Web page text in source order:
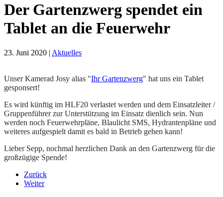
Der Gartenzwerg spendet ein
Tablet an die Feuerwehr
23. Juni 2020 | Aktuelles
Unser Kamerad Josy alias "Ihr Gartenzwerg" hat uns ein Tablet
gesponsert!
Es wird künftig im HLF20 verlastet werden und dem Einsatzleiter /
Gruppenführer zur Unterstützung im Einsatz dienlich sein. Nun
werden noch Feuerwehrpläne, Blaulicht SMS, Hydrantenpläne und
weiteres aufgespielt damit es bald in Betrieb gehen kann!
Lieber Sepp, nochmal herzlichen Dank an den Gartenzwerg für die
großzügige Spende!
Zurück
Weiter